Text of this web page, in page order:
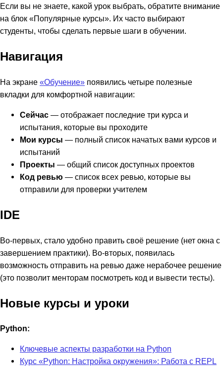
Если вы не знаете, какой урок выбрать, обратите внимание
на блок «Популярные курсы». Их часто выбирают
студенты, чтобы сделать первые шаги в обучении.
Навигация
На экране «Обучение» появились четыре полезные
вкладки для комфортной навигации:
Сейчас — отображает последние три курса и
испытания, которые вы проходите
Мои курсы — полный список начатых вами курсов и
испытаний
Проекты — общий список доступных проектов
Код ревью — список всех ревью, которые вы
отправили для проверки учителем
IDE
Во-первых, стало удобно править своё решение (нет окна с
завершением практики). Во-вторых, появилась
возможность отправить на ревью даже нерабочее решение
(это позволит менторам посмотреть код и вывести тесты).
Новые курсы и уроки
Python:
Ключевые аспекты разработки на Python
Курс «Python: Настройка окружения»: Работа с REPL